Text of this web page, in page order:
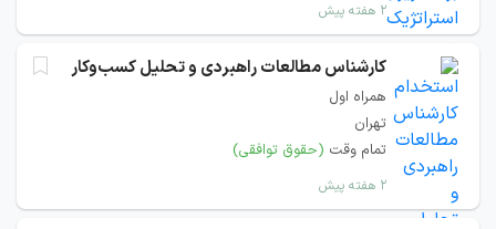
۲ هفته پیش
کارشناس مطالعات راهبردی و تحلیل کسب‌وکار
همراه اول
تهران
تمام وقت (حقوق توافقی)
۲ هفته پیش